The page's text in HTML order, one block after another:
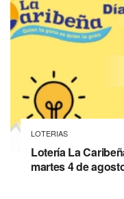
LOTERIAS
Lotería La
martes 4 de